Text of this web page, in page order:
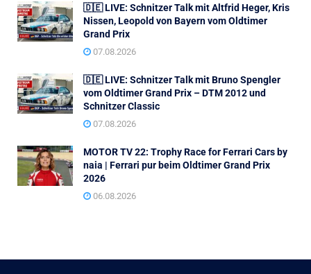
🇩🇪 LIVE: Schnitzer Talk mit Altfrid Heger, Kris
Nissen, Leopold von Bayern vom Oldtimer
Grand Prix
07.08.2026
🇩🇪 LIVE: Schnitzer Talk mit Bruno Spengler
vom Oldtimer Grand Prix – DTM 2012 und
Schnitzer Classic
07.08.2026
MOTOR TV 22: Trophy Race for Ferrari Cars by
naia | Ferrari pur beim Oldtimer Grand Prix
2026
06.08.2026